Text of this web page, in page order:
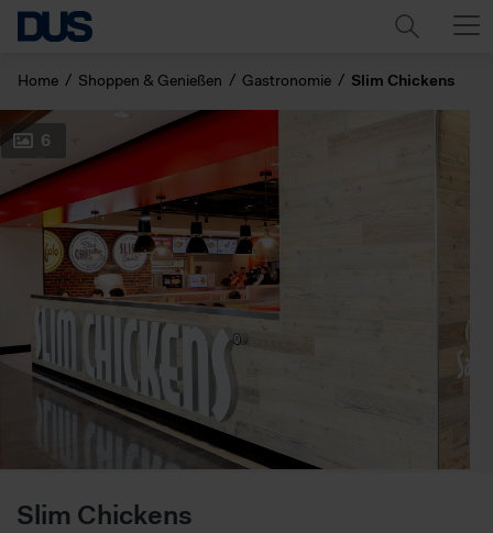
Home Shoppen & Genießen Gastronomie Slim Chickens
6
Slim Chickens